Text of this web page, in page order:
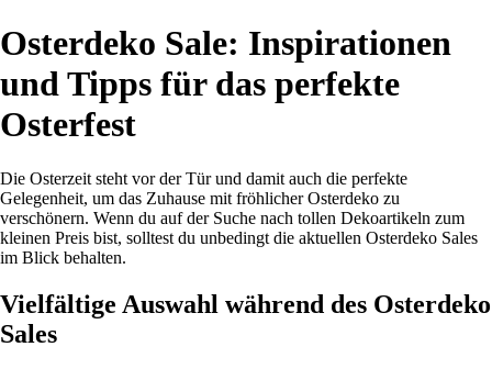
Osterdeko Sale: Inspirationen
und Tipps für das perfekte
Osterfest
Die Osterzeit steht vor der Tür und damit auch die perfekte
Gelegenheit, um das Zuhause mit fröhlicher Osterdeko zu
verschönern. Wenn du auf der Suche nach tollen Dekoartikeln zum
kleinen Preis bist, solltest du unbedingt die aktuellen Osterdeko Sales
im Blick behalten.
Vielfältige Auswahl während des Osterdeko
Sales